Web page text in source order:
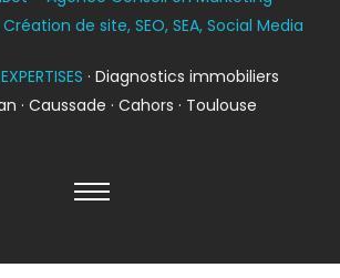
· Diagnostics immobiliers
· Caussade · Cahors · Toulouse
de site, SEO, SEA, Social Media